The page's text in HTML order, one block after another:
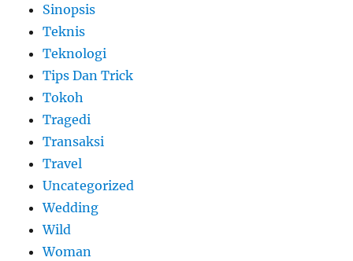
Sinopsis
Teknis
Teknologi
Tips Dan Trick
Tokoh
Tragedi
Transaksi
Travel
Uncategorized
Wedding
Wild
Woman